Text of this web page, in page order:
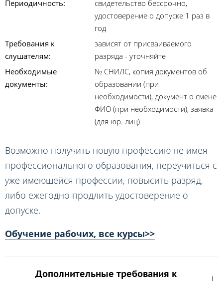
Периодичность:
свидетельство бессрочно,
удостоверение о допуске 1 раз в
год
Требования к
слушателям:
зависят от присваиваемого
разряда - уточняйте
Необходимые
документы:
№ СНИЛС, копия документов об
образовании (при
необходимости), документ о смене
ФИО (при необходимости), заявка
(для юр. лиц)
Возможно получить новую профессию не имея
профессионального образования, переучиться с
уже имеющейся профессии, повысить разряд,
либо ежегодно продлить удостоверение о
допуске.
Обучение рабочих, все курсы>>
Дополнительные требования к